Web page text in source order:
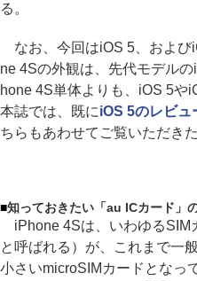
る。
なお、今回はiOS 5、および
ne 4Sの外観は、先代モデル
hone 4S単体よりも、iOS 5や
本誌では、既にiOS 5のレビュ
ちらもあわせてご覧いただきた
■知っておきたい「au ICカード」
iPhone 4Sは、いわゆるSIM
と呼ばれる）が、これまで一
小さいmicroSIMカードとなっ